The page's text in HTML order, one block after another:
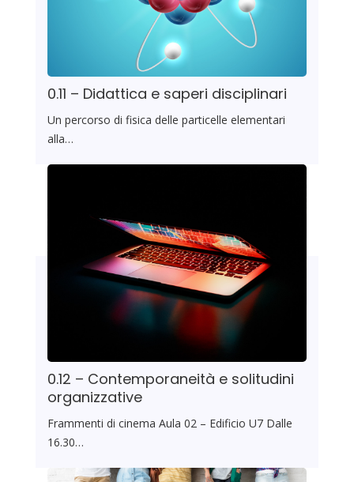
0.11 – Didattica e saperi disciplinari
Un percorso di fisica delle particelle elementari
alla…
0.12 – Contemporaneità e solitudini
organizzative
Frammenti di cinema Aula 02 – Edificio U7 Dalle
16.30…